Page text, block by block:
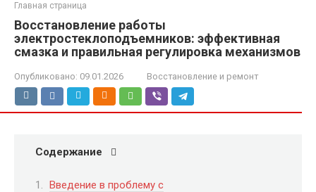
Главная страница
Восстановление работы
электростеклоподъемников: эффективная
смазка и правильная регулировка механизмов
Опубликовано: 09.01.2026 Восстановление и ремонт
Содержание
Введение в проблему с